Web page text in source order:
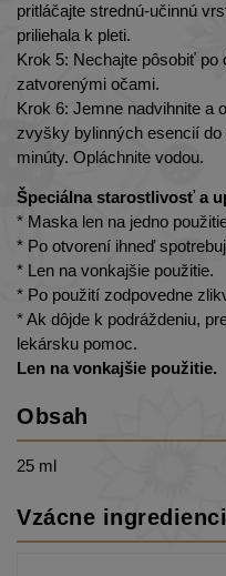
pritláčajte strednú-učinnú
priliehala k pleti.
Krok 5: Nechajte pôsobiť po
zatvorenými očami.
Krok 6: Jemne nadvihnite a
zvyšky bylinných esencií
minúty. Opláchnite vodou.
Špeciálna starostlivosť a
* Maska len na jedno
* Po otvorení ihneď
* Len na vonkajšie použitie.
* Po použití zodpovedne
* Ak dôjde k podráždeniu,
lekársku pomoc.
Len na vonkajšie použitie.
Obsah
25 ml
Vzácne